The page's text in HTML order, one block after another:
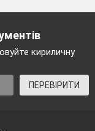
кириличну
ПЕРЕВІРИТИ